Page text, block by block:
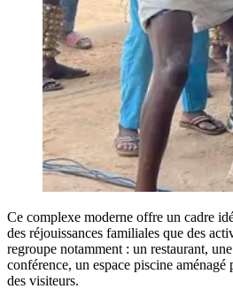
Ce complexe moderne offre un cadre
des réjouissances familiales que des
regroupe notamment : un restaurant,
conférence, un espace piscine
des visiteurs.